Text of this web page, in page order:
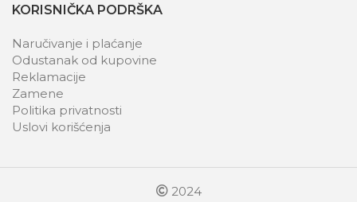
KORISNIČKA PODRŠKA
Naručivanje i plaćanje
Odustanak od kupovine
Reklamacije
Zamene
Politika privatnosti
Uslovi korišćenja
2024